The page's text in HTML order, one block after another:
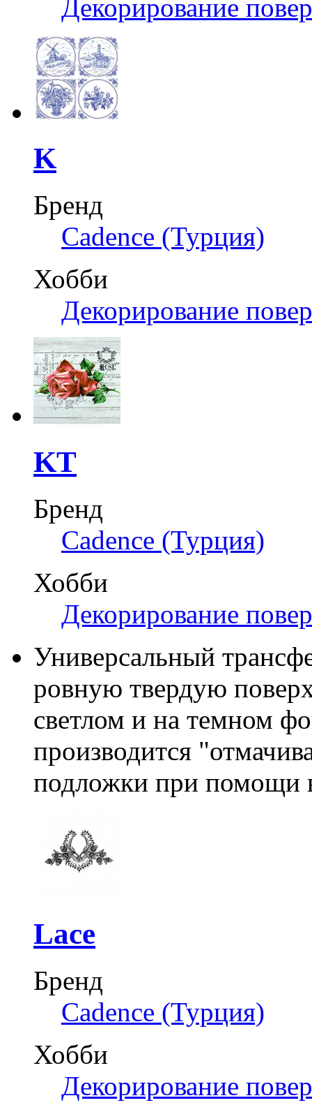
Декорирование
K
Бренд
Cadence (Турция)
Хобби
Декорирование
KT
Бренд
Cadence (Турция)
Хобби
Декорирование
Универсальный
ровную твердую
светлом и на темном
производится
подложки при помощи
Lace
Бренд
Cadence (Турция)
Хобби
Декорирование